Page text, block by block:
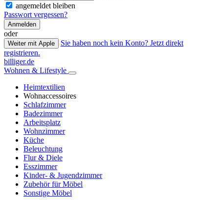
angemeldet bleiben
Passwort vergessen?
Anmelden
oder
Weiter mit Apple
Sie haben noch kein Konto? Jetzt direkt
registrieren.
billiger.de
Wohnen & Lifestyle
Heimtextilien
Wohnaccessoires
Schlafzimmer
Badezimmer
Arbeitsplatz
Wohnzimmer
Küche
Beleuchtung
Flur & Diele
Esszimmer
Kinder- & Jugendzimmer
Zubehör für Möbel
Sonstige Möbel